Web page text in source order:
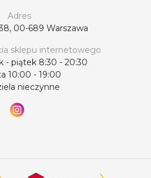
Adres
00-689 Warszawa
sklepu internetowego
- piątek 8:30 - 20:30
10:00 - 19:00
nieczynne